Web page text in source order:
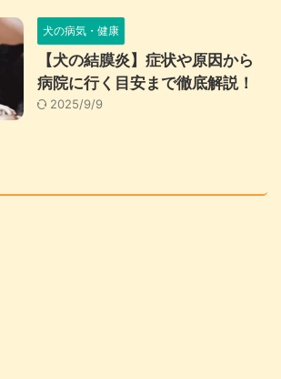
犬の病気・健康
【犬の結膜炎】症状や原因から
病院に行く目安まで徹底解説！
2025/9/9